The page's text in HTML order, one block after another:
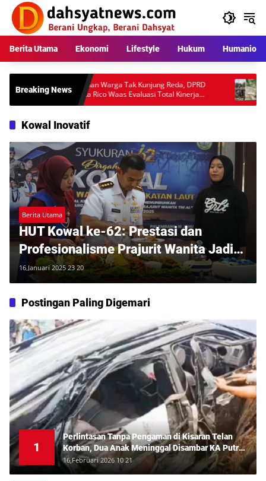
Langsung
konten
Berita Utama Ekonomi Lifestyle Hukum Humaniora
Breaking NewsKeluhan Warga Tak Kunjung Reda, DPRD
Minta Rico Waas Evaluasi Total Kinerja
Dishub Medan
Tuai
Audit
Kowal Inovatif
Berita Utama
HUT Kowal ke-62: Prestasi dan
Profesionalisme Prajurit Wanita Jadi
Sorotan
16,Januari 2025 23 20
Postingan Paling Digemari
1
Perlintasan Tanpa Pengaman di Kisaran Telan
Korban, Dua Anak Meninggal Disambar KA Putri
Deli
16,Februari 2026 10 21